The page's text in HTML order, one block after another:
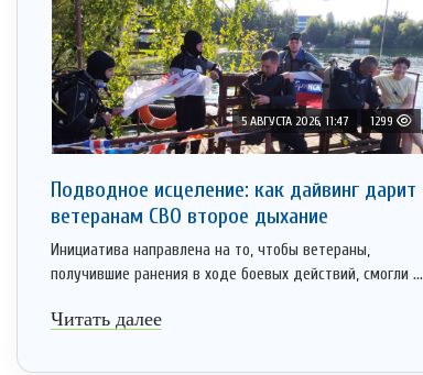
5 АВГУСТА 2026, 11:47 1299
Подводное исцеление: как дайвинг дарит
ветеранам СВО второе дыхание
Инициатива направлена на то, чтобы ветераны,
получившие ранения в ходе боевых действий, смогли ...
Читать далее